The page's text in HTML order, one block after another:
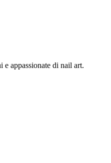
e appassionate di nail art.